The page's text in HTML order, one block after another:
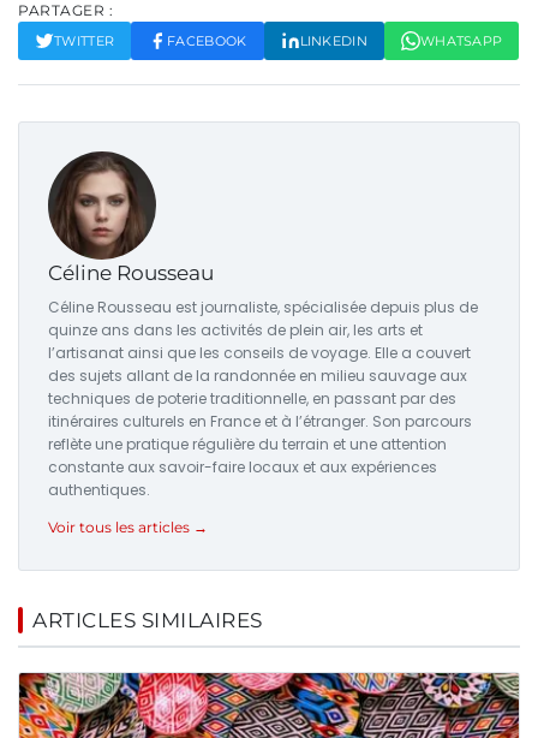
PARTAGER :
TWITTER FACEBOOK LINKEDIN WHATSAPP
Céline Rousseau
Céline Rousseau est journaliste, spécialisée depuis plus de
quinze ans dans les activités de plein air, les arts et
l’artisanat ainsi que les conseils de voyage. Elle a couvert
des sujets allant de la randonnée en milieu sauvage aux
techniques de poterie traditionnelle, en passant par des
itinéraires culturels en France et à l’étranger. Son parcours
reflète une pratique régulière du terrain et une attention
constante aux savoir-faire locaux et aux expériences
authentiques.
Voir tous les articles →
ARTICLES SIMILAIRES